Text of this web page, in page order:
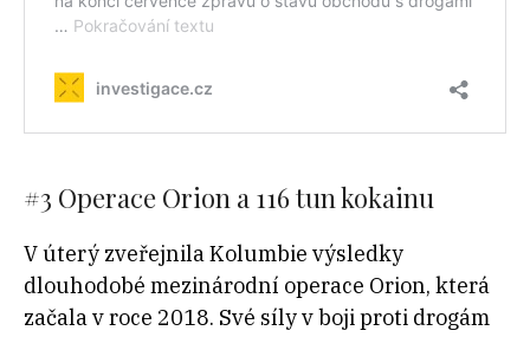
#3 Operace Orion a 116 tun kokainu
V úterý zveřejnila Kolumbie výsledky
dlouhodobé mezinárodní operace Orion, která
začala v roce 2018. Své síly v boji proti drogám